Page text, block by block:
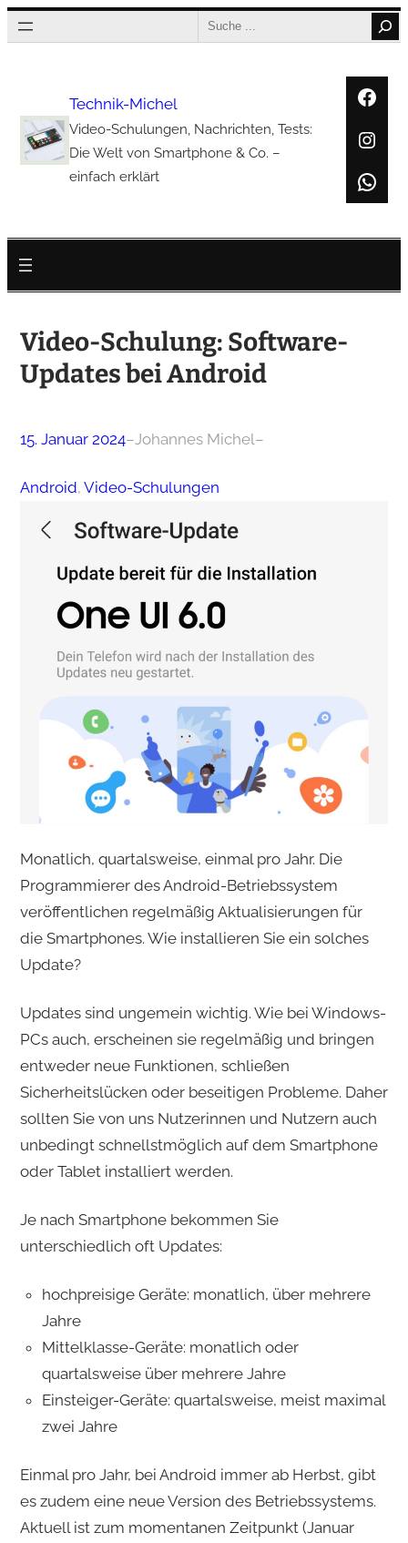
Zum
Inhalt
Search
Technik-Michel
Video-Schulungen, Nachrichten, Tests:
Die Welt von Smartphone & Co. –
einfach erklärt
Video-Schulung: Software-
Updates bei Android
15. Januar 2024–Johannes Michel–
Android, Video-Schulungen
Monatlich, quartalsweise, einmal pro Jahr. Die
Programmierer des Android-Betriebssystem
veröffentlichen regelmäßig Aktualisierungen für
die Smartphones. Wie installieren Sie ein solches
Update?
Updates sind ungemein wichtig. Wie bei Windows-
PCs auch, erscheinen sie regelmäßig und bringen
entweder neue Funktionen, schließen
Sicherheitslücken oder beseitigen Probleme. Daher
sollten Sie von uns Nutzerinnen und Nutzern auch
unbedingt schnellstmöglich auf dem Smartphone
oder Tablet installiert werden.
Je nach Smartphone bekommen Sie
unterschiedlich oft Updates:
hochpreisige Geräte: monatlich, über mehrere
Jahre
Mittelklasse-Geräte: monatlich oder
quartalsweise über mehrere Jahre
Einsteiger-Geräte: quartalsweise, meist maximal
zwei Jahre
Einmal pro Jahr, bei Android immer ab Herbst, gibt
es zudem eine neue Version des Betriebssystems.
Aktuell ist zum momentanen Zeitpunkt (Januar